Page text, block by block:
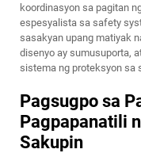
koordinasyon sa pagitan
espesyalista sa safety
sasakyan upang matiyak
disenyo ay sumusuporta,
sistema ng proteksyon sa
Pagsugpo sa
Pagpapanatili
Sakupin